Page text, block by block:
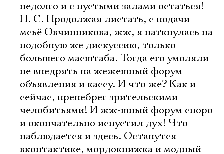
недолго и с пустыми залами остаться!
П. С. Продолжая листать, с подачи
мсьё Овчинникова, жж, я наткнулась на
подобную же дискуссию, только
большего масштаба. Тогда его умоляли
не внедрять на жежешный форум
объявления и кассу. И что же? Как и
сейчас, пренебрег зрительскими
челобитьями! И жж-шный форум споро
и окончательно испустил дух! Что
наблюдается и здесь. Останутся
вконтактике, мордокнижка и модный